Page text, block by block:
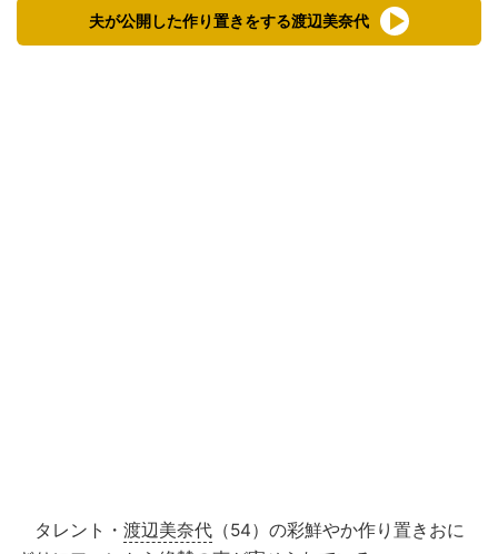
夫が公開した作り置きをする渡辺美奈代
タレント・ 渡辺美奈代 （54）の彩鮮やか作り置きおに